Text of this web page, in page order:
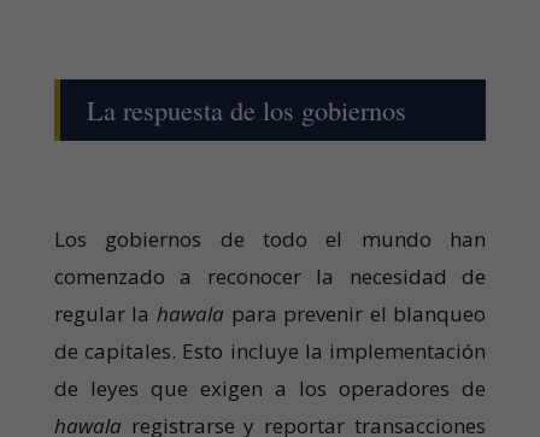
La respuesta de los gobiernos
Los gobiernos de todo el mundo han
comenzado a reconocer la necesidad de
regular la hawala para prevenir el blanqueo
de capitales. Esto incluye la implementación
de leyes que exigen a los operadores de
hawala registrarse y reportar transacciones